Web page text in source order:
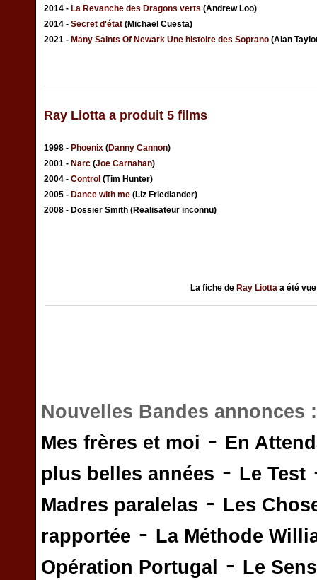
2014 - La Revanche des Dragons verts (Andrew Loo)
2014 - Secret d'état (Michael Cuesta)
2021 - Many Saints Of Newark Une histoire des Soprano (Alan
Ray Liotta a produit 5 films
1998 - Phoenix (Danny Cannon)
2001 - Narc (Joe Carnahan)
2004 - Control (Tim Hunter)
2005 - Dance with me (Liz Friedlander)
2008 - Dossier Smith (Realisateur inconnu)
La fiche de Ray Liotta a été
Nouvelles Bandes annonces
Mes frères et moi - En
plus belles années - Le Test
Madres paralelas - Les
rapportée - La Méthode
Opération Portugal
- Le